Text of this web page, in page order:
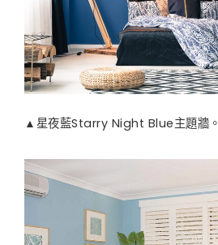
▲星夜藍Starry Night Blue主題牆。